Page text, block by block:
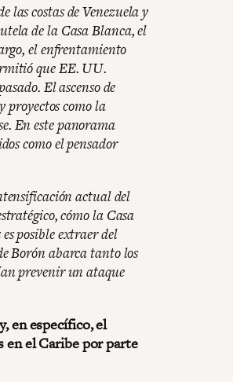
las costas de Venezuela y
de la Casa Blanca, el
el enfrentamiento
que EE. UU.
El ascenso de
proyectos como la
En este panorama
como el pensador
actual del
cómo la Casa
posible extraer del
Borón abarca tanto los
prevenir un ataque
en específico, el
en el Caribe por parte